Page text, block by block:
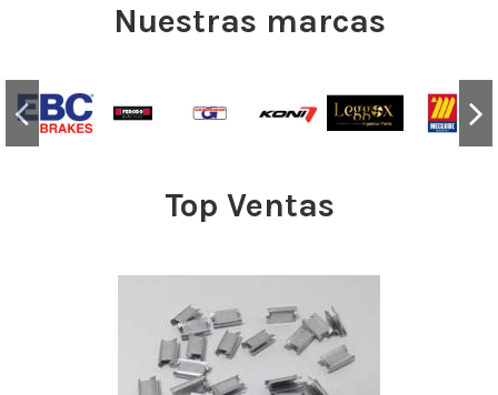
Nuestras marcas
Top Ventas